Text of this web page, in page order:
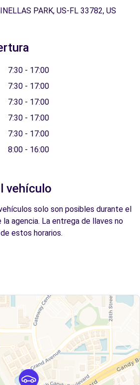
PARK, US-FL 33782, US
7:30 - 17:00
7:30 - 17:00
7:30 - 17:00
7:30 - 17:00
7:30 - 17:00
8:00 - 16:00
vehículo
solo son posibles durante el
la agencia. La entrega de llaves no
estos horarios.